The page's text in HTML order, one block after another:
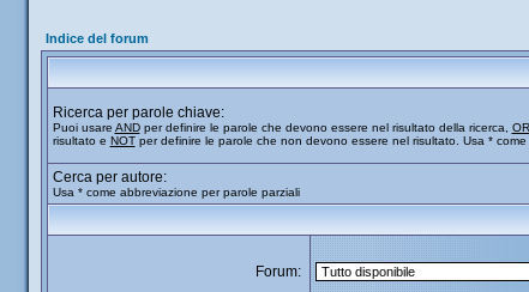
Indice del forum
Ricerca per parole chiave:
Puoi usare ANDper definire le parole che devono essere nel risultato della ricerca, OR
risultato e NOTper definire le parole che non devono essere nel risultato. Usa *
Cerca per autore:
Usa * come abbreviazione per parole parziali
Forum: